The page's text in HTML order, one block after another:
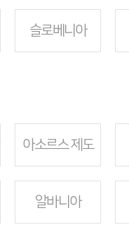
슬로베니아
아소르스 제도
알바니아